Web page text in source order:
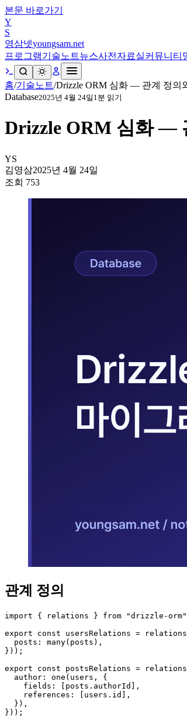
본문 바로가기
Y
S
영삼넷youngsam.net
프로그램기술노트뉴스사전 자료실커뮤니티
홈/기술노트/Drizzle ORM 심화 — 관계 정의
Database2025년 4월 24일 1분 읽기
Drizzle ORM 심화 —
YS
김영삼2025년 4월 24일
조회 753
관계 정의
import { relations } from "drizzle-
export const usersRelations =
  posts: many(posts),
}));
export const postsRelations =
  author: one(users, {
    fields: [posts.authorId],
    references: [users.id],
  }),
}));